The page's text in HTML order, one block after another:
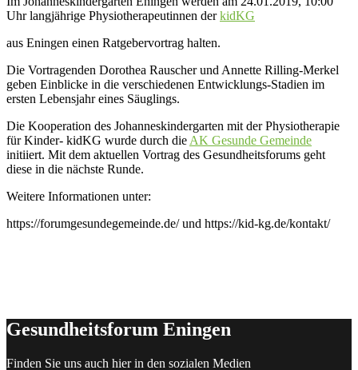
Uhr langjährige Physiotherapeutinnen derkidKG
aus Eningen einen Ratgebervortrag halten.
Die Vortragenden Dorothea Rauscher und Annette Rilling-Merkel
geben Einblicke in die verschiedenen Entwicklungs-Stadien im
ersten Lebensjahr eines Säuglings.
Die Kooperation des Johanneskindergarten mit der Physiotherapie
für Kinder- kidKG wurde durch die AK Gesunde Gemeinde
initiiert. Mit dem aktuellen Vortrag des Gesundheitsforums geht
diese in die nächste Runde.
Weitere Informationen unter:
https://forumgesundegemeinde.de/ und https://kid-kg.de/kontakt/
Gesundheitsforum Eningen
Finden Sie uns auch hier in den sozialen Medien